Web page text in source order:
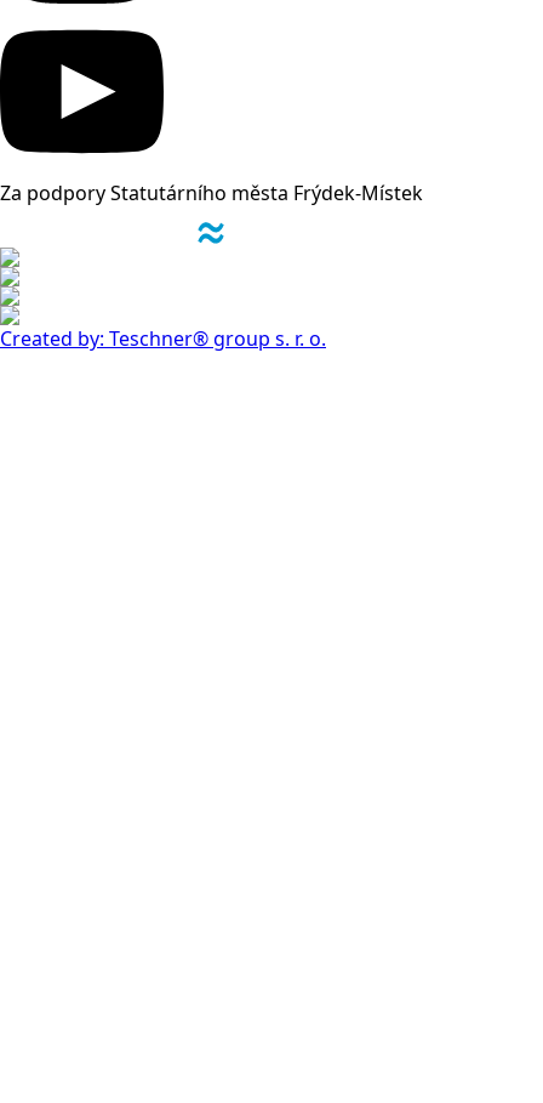
Za podpory Statutárního města Frýdek-Místek
Created by: Teschner® group s. r. o.